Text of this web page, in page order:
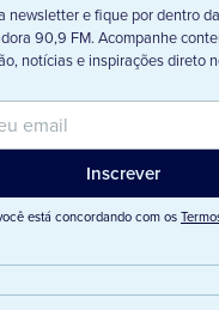
newsletter e fique por dentro
90,9 FM. Acompanhe
notícias e inspirações direto
está concordando com os